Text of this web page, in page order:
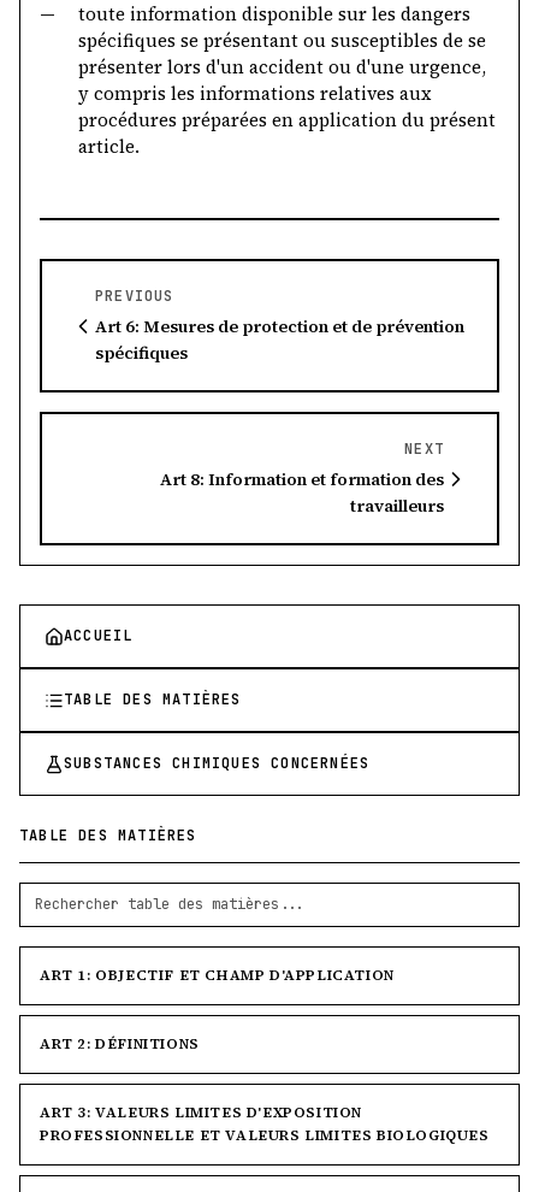
ACCUEIL
TABLE DES MATIÈRES
SUBSTANCES CHIMIQUES CONCERNÉES
TABLE DES MATIÈRES
ART 1: OBJECTIF ET CHAMP D'APPLICATION
ART 2: DÉFINITIONS
ART 3: VALEURS LIMITES D'EXPOSITION
PROFESSIONNELLE ET VALEURS LIMITES BIOLOGIQUES
—
toute information disponible sur les dangers
spécifiques se présentant ou susceptibles de se
présenter lors d'un accident ou d'une urgence,
y compris les informations relatives aux
procédures préparées en application du présent
article.
PREVIOUS
Art 6: Mesures de protection et de prévention
spécifiques
NEXT
Art 8: Information et formation des
travailleurs